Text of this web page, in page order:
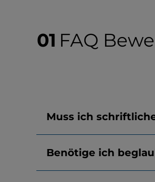
FAQ
Muss ich
Benötige ich